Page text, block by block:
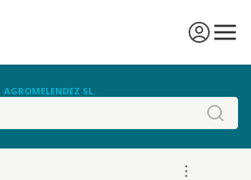
AGROMELENDEZ SL.